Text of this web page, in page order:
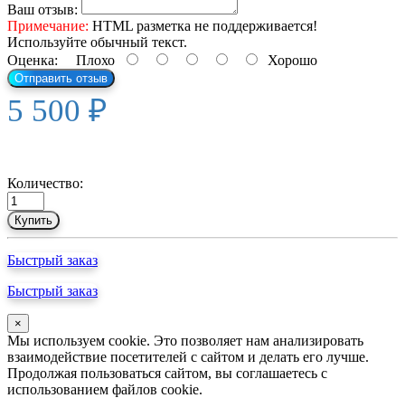
Ваш отзыв:
Примечание: HTML разметка не поддерживается!
Используйте обычный текст.
Оценка: Плохо Хорошо
Отправить отзыв
5 500 ₽
Количество:
Купить
Быстрый заказ
Быстрый заказ
×
Мы используем cookie. Это позволяет нам анализировать
взаимодействие посетителей с сайтом и делать его лучше.
Продолжая пользоваться сайтом, вы соглашаетесь с
использованием файлов cookie.